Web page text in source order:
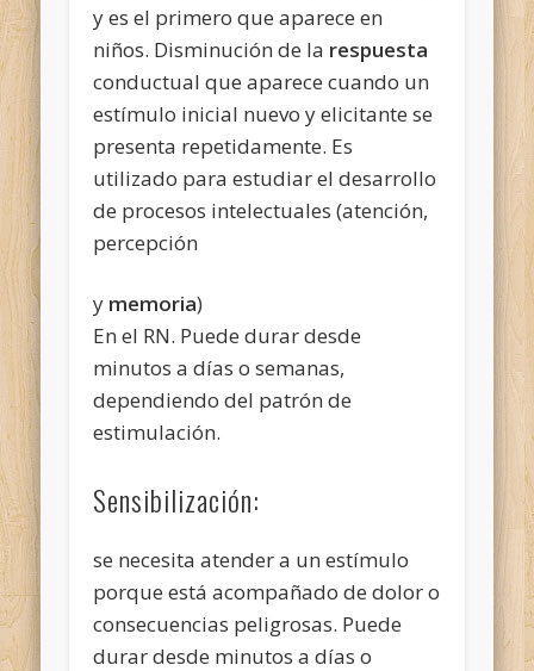
y es el primero que aparece en
niños. Disminución de la respuesta
conductual que aparece cuando un
estímulo inicial nuevo y elicitante se
presenta repetidamente. Es
utilizado para estudiar el desarrollo
de procesos intelectuales (atención,
percepción
y memoria)
En el RN. Puede durar desde
minutos a días o semanas,
dependiendo del patrón de
estimulación.
Sensibilización:
se necesita atender a un estímulo
porque está acompañado de dolor o
consecuencias peligrosas. Puede
durar desde minutos a días o